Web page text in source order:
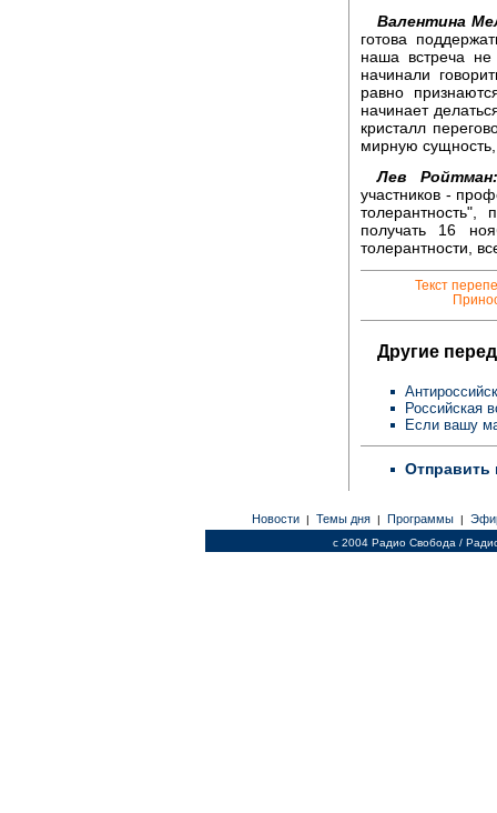
Валентина
готова
наша встреча
начинали
равно
начинает
кристалл
мирную
Лев Ройтман:
участников -
получать 16
толерантности,
Текст
Другие
Российская
Если вашу
Отправить
Новости | Темы дня | Программы |
c 2004 Радио Свобода /